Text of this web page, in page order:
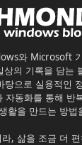
와 Microsoft
의 기록을 담는
탕으로 실용적인
자동화를 통해 반
활을 만드는 방법
, 삶을 조금 더